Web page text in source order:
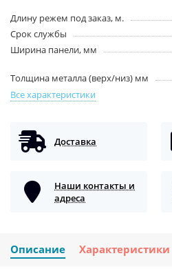
Длину режем под заказ, м.
Срок службы
Ширина панели, мм
Толщина металла (верх/низ) мм
Все характеристики
Доставка
Наши контакты и
адреса
Описание Характеристики